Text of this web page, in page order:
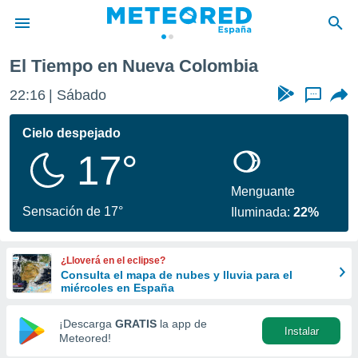
de
por
se
calidad.
a este
las
y
forma
digital
basada
El Tiempo en Nueva Colombia
22:16 Sábado ...
Cielo despejado
17°
Sensación de 17°
Menguante
Iluminada:22%
¿Lloverá en el eclipse?
Consulta el mapa de nubes y lluvia para el
miércoles en España
¡Descarga GRATIS la app de
Meteored!
Instalar